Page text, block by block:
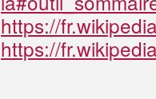
https://
https://